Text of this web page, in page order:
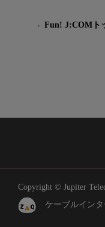
Fun! J:COMト
Copyright © Jupiter
ケーブルイン